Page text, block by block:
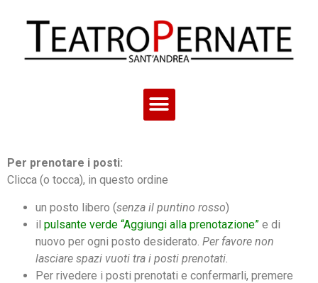
Per prenotare i posti:
Clicca (o tocca), in questo ordine
un posto libero (senza il puntino rosso)
il pulsante verde “Aggiungi alla prenotazione” e di
nuovo per ogni posto desiderato. Per favore non
lasciare spazi vuoti tra i posti prenotati.
Per rivedere i posti prenotati e confermarli, premere